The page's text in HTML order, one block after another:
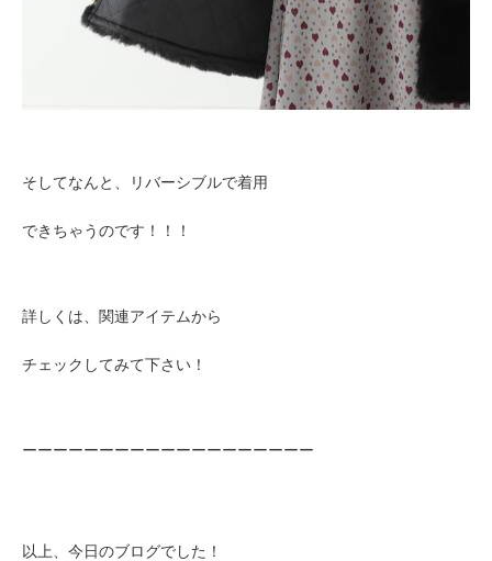
そしてなんと、リバーシブルで着用
できちゃうのです！！！
詳しくは、関連アイテムから
チェックしてみて下さい！
ーーーーーーーーーーーーーーーーーーー
以上、今日のブログでした！